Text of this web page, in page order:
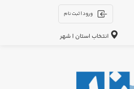
ورود | ثبت نام
انتخاب استان | شهر